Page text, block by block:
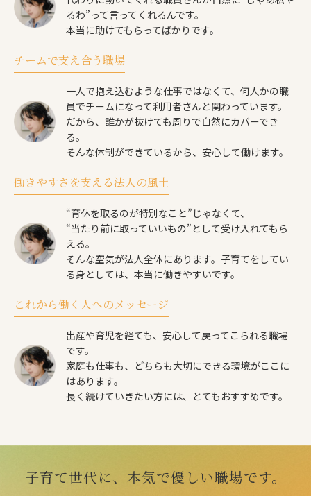
るわ”って言ってくれるんです。
本当に助けてもらってばかりです。
チームで支え合う職場
一人で抱え込むような仕事ではなくて、何人かの職
員でチームになって利用者さんと関わっています。
だから、誰かが抜けても周りで自然にカバーでき
る。
そんな体制ができているから、安心して働けます。
働きやすさを支える法人の風土
“育休を取るのが特別なこと”じゃなくて、
“当たり前に取っていいもの”として受け入れてもら
える。
そんな空気が法人全体にあります。子育てをしてい
る身としては、本当に働きやすいです。
これから働く人へのメッセージ
出産や育児を経ても、安心して戻ってこられる職場
です。
家庭も仕事も、どちらも大切にできる環境がここに
はあります。
長く続けていきたい方には、とてもおすすめです。
子育て世代に、本気で優しい職場です。